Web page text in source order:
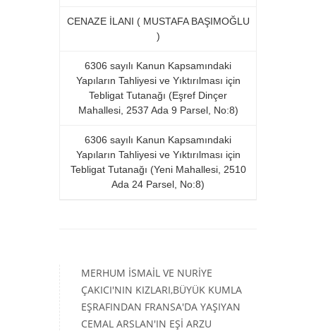
CENAZE İLANI ( MUSTAFA BAŞIMOĞLU
)
6306 sayılı Kanun Kapsamındaki
Yapıların Tahliyesi ve Yıktırılması için
Tebligat Tutanağı (Eşref Dinçer
Mahallesi, 2537 Ada 9 Parsel, No:8)
6306 sayılı Kanun Kapsamındaki
Yapıların Tahliyesi ve Yıktırılması için
Tebligat Tutanağı (Yeni Mahallesi, 2510
Ada 24 Parsel, No:8)
MERHUM İSMAİL VE NURİYE
ÇAKICI'NIN KIZLARI,BÜYÜK KUMLA
EŞRAFINDAN FRANSA'DA YAŞIYAN
CEMAL ARSLAN'IN EŞİ ARZU